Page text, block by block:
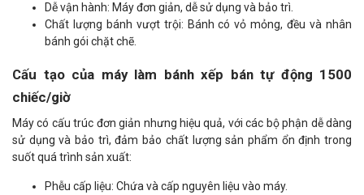
Dễ vận hành: Máy đơn giản, dễ sử dụng và bảo trì.
Chất lượng bánh vượt trội: Bánh có vỏ mỏng, đều và nhân
bánh gói chặt chẽ.
Cấu tạo của máy làm bánh xếp bán tự động 1500
chiếc/giờ
Máy có cấu trúc đơn giản nhưng hiệu quả, với các bộ phận dễ dàng
sử dụng và bảo trì, đảm bảo chất lượng sản phẩm ổn định trong
suốt quá trình sản xuất:
Phễu cấp liệu: Chứa và cấp nguyên liệu vào máy.